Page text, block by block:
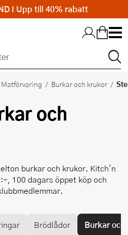
Matförvaring Burkar och krukor
och
burkar och krukor. Kitch'n
, 100 dagars öppet köp och
Brödlådor Burkar
I Upp till 40% rabatt